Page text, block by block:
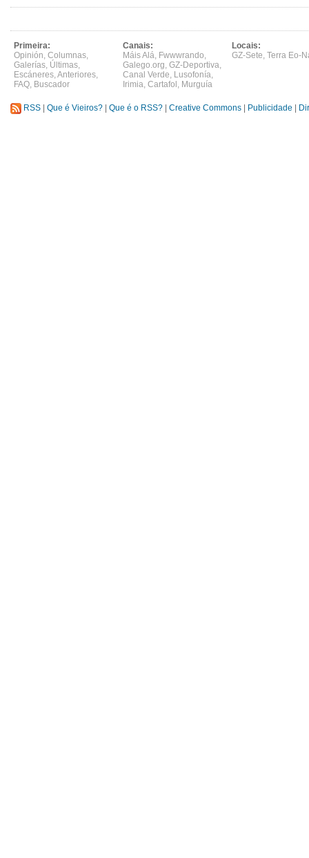
Primeira:
Opinión, Columnas,
Galerías, Últimas,
Escáneres,Anteriores,
FAQ, Buscador
Canais:
Máis Alá, Fwwwrando,
Galego.org, GZ-Deportiva,
Canal Verde, Lusofonía,
Irimia, Cartafol , Murguía
Locais:
GZ-Sete, Terra Eo-
RSS Que é Vieiros? Que é o RSS? Creative Commons Publicidade